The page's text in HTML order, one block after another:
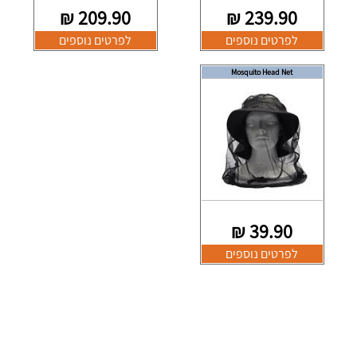
239.90
₪
לפרטים נוספים
209.90
₪
לפרטים נוספים
Mosquito Head Net
39.90
₪
לפרטים נוספים